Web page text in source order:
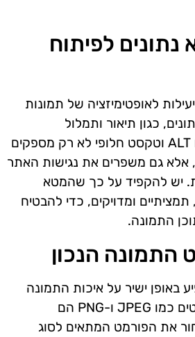
לפיתוח
לאופטימיזציה של תמונות
כגון תיאור ותמלול
טקסטואלי. תגים כמו ALT וטקסט חלופי לא רק מספקים
אלא גם משפרים את נגישות האתר
יש להקפיד על כך שהמטא
תמציתיים ומדויקים, כדי להבטיח
התמונה.
התמונה הנכון
באופן ישיר על איכות התמונה
ומשקל הקובץ. פורמטים כמו JPEG ו-PNG הם
את הפורמט המתאים לסוג